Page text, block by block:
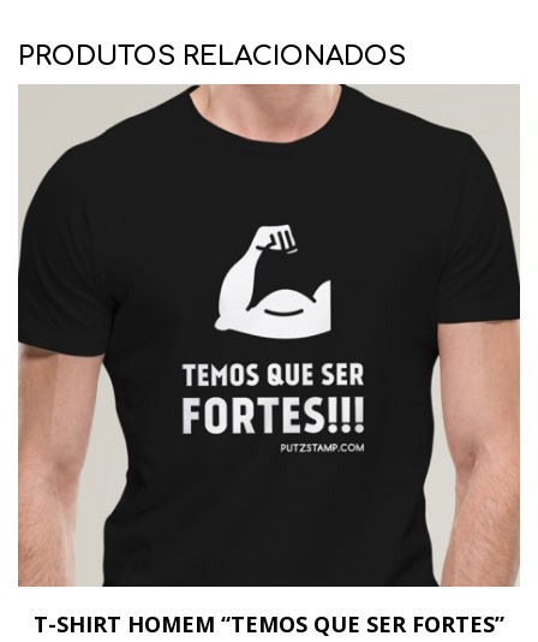
PRODUTOS RELACIONADOS
T-SHIRT HOMEM “TEMOS QUE SER FORTES”